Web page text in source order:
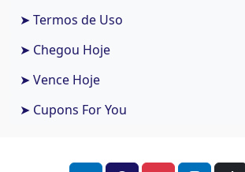
➤ Termos de Uso
➤ Chegou Hoje
➤ Vence Hoje
➤ Cupons For You